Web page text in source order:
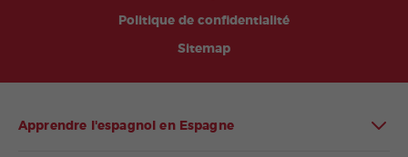
Politique de confidentialité
Sitemap
Apprendre l'espagnol en Espagne